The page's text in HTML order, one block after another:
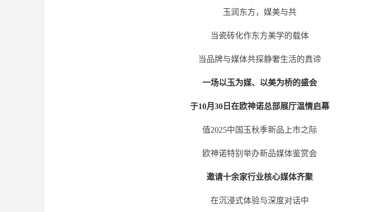
玉润东方，媒美与共
当瓷砖化作东方美学的载体
当品牌与媒体共探静奢生活的真谛
一场以玉为媒、以美为桥的盛会
于10月30日在欧神诺总部展厅温情启幕
值2025中国玉秋季新品上市之际
欧神诺特别举办新品媒体鉴赏会
邀请十余家行业核心媒体齐聚
在沉浸式体验与深度对话中